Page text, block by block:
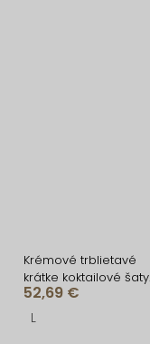
Krémové trblietavé
krátke koktailové šaty
ENTULA
52,69 €
L